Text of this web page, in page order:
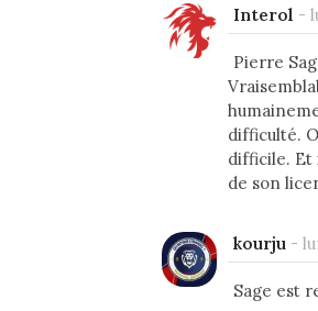
Interol -
Pierre
difficulté.
difficile. Et
de son
kourju -
Sage est